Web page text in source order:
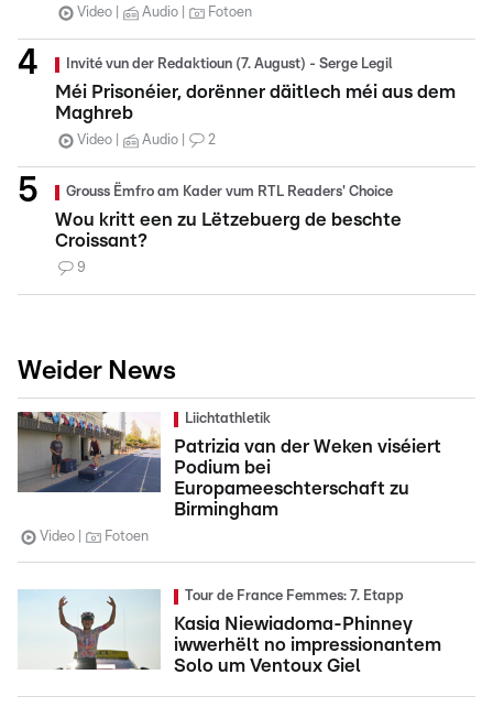
Video Audio Fotoen
Invité vun der Redaktioun (7. August) - Serge Legil
Méi Prisonéier, dorënner däitlech méi aus dem
Maghreb
Video Audio 2
Grouss Ëmfro am Kader vum RTL Readers' Choice
Wou kritt een zu Lëtzebuerg de beschte
Croissant?
9
Weider News
Liichtathletik
Patrizia van der Weken viséiert
Podium bei
Europameeschterschaft zu
Birmingham
Video Fotoen
Tour de France Femmes: 7. Etapp
Kasia Niewiadoma-Phinney
iwwerhëlt no impressionantem
Solo um Ventoux Giel